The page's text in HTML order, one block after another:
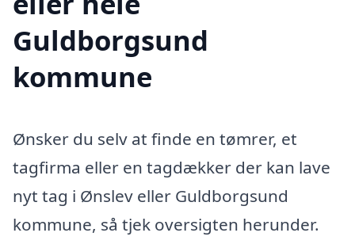
Guldborgsund
kommune
Ønsker du selv at finde en tømrer, et
tagfirma eller en tagdækker der kan lave
nyt tag i Ønslev eller Guldborgsund
kommune, så tjek oversigten herunder.